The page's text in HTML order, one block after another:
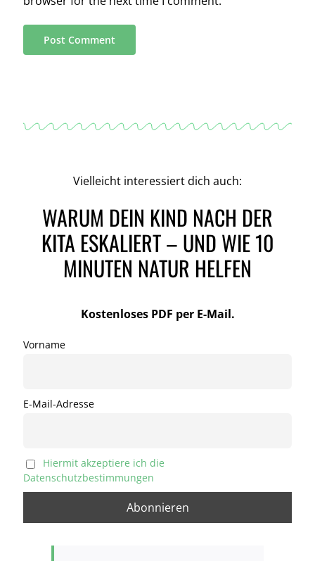
Vielleicht interessiert dich auch:
WARUM DEIN KIND NACH DER
KITA ESKALIERT – UND WIE 10
MINUTEN NATUR HELFEN
Kostenloses PDF per E-Mail.
Vorname
E-Mail-Adresse
Hiermit akzeptiere ich die
Datenschutzbestimmungen